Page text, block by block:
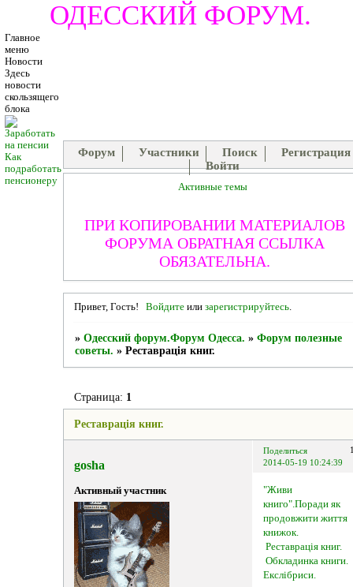
ОДЕССКИЙ ФОРУМ.
Главное
меню
Новости
Здесь
новости
скользящего
блока
Как
подработать
пенсионеру
Форум Участники Поиск
Регистрация
Войти
Активные темы
ПРИ КОПИРОВАНИИ МАТЕРИАЛОВ
ФОРУМА ОБРАТНАЯ ССЫЛКА
ОБЯЗАТЕЛЬНА.
Привет, Гость! Войдитеили зарегистрируйтесь.
» Одесский форум.Форум Одесса. » Форум полезные
советы. » Реставрацiя книг.
Реставрацiя книг.
Страница: 1
Поделиться
2014-05-19 10:24:39
gosha
Активный участник
"Живи
книго".Поради як
продовжити життя
книжок.
Реставрацiя книг.
Обкладинка книги.
Екслібриси.